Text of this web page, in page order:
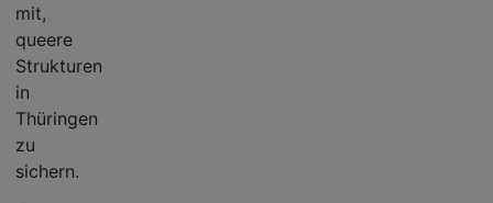
mit,
queere
Strukturen
in
Thüringen
zu
sichern.